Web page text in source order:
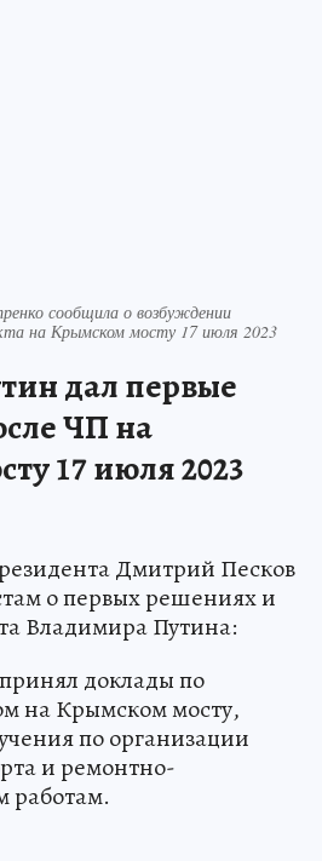
сообщила о возбуждении
на Крымском мосту 17 июля 2023
дал первые
ЧП на
17 июля 2023
Дмитрий Песков
о первых решениях и
Владимира Путина:
доклады по
на Крымском мосту,
по организации
и ремонтно-
работам.